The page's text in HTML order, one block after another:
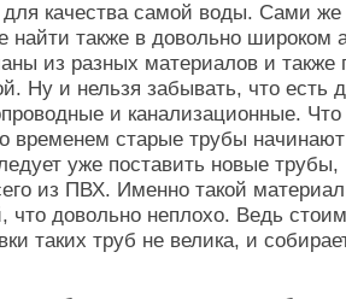
качества самой воды. Сами
найти также в довольно широком
из разных материалов и также
Ну и нельзя забывать, что есть
и канализационные. Что
временем старые трубы
уже поставить новые
из ПВХ. Именно такой
довольно неплохо. Ведь
таких труб не велика, и